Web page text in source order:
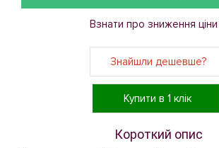
Взнати про зниження ціни
Знайшли дешевше?
Купити в 1 клік
Короткий опис